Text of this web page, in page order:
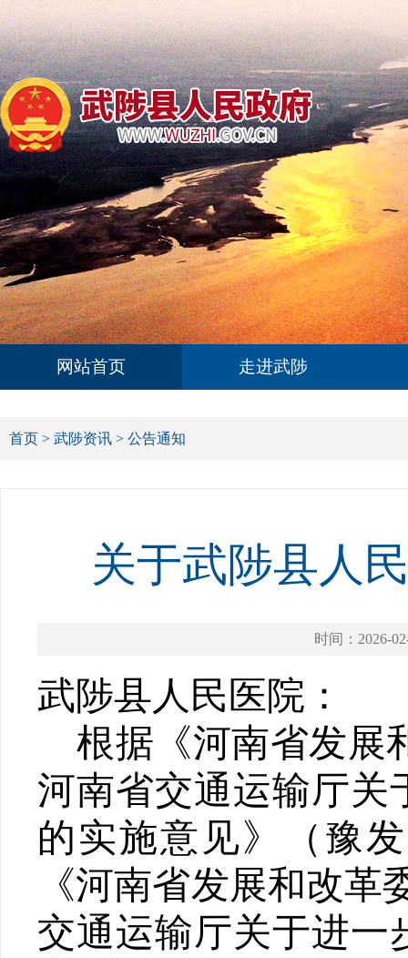
网站首页 走进武陟
首页 > 武陟资讯 > 公告通知
关于武陟县人
时间：2026-
武陟县人民医院：
根据《河南省发展
河南省交通运输厅关
的实施意见》（豫
《河南省发展和改革
交通运输厅关于进一